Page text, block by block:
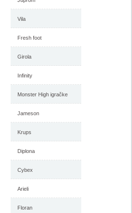
Vila
Fresh foot
Girola
Infinity
Monster High igračke
Jameson
Krups
Diplona
Cybex
Arieli
Floran